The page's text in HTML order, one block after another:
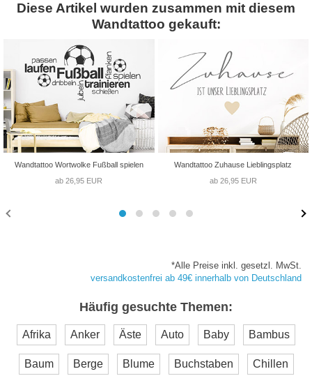
Diese Artikel wurden zusammen mit diesem
Wandtattoo gekauft:
Wandtattoo Wortwolke Fußball spielen
ab 26,95 EUR
Wandtattoo Zuhause Lieblingsplatz
ab 26,95 EUR
*Alle Preise inkl. gesetzl. MwSt.
versandkostenfrei ab 49€ innerhalb von Deutschland
Häufig gesuchte Themen:
Afrika Anker Äste Auto Baby Bambus
Baum Berge Blume Buchstaben Chillen